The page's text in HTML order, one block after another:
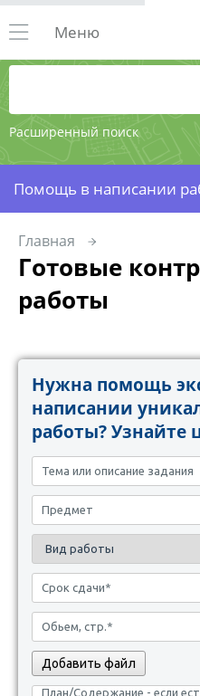
Расширенный поиск
Меню
Помощь в написании
Главная
Готовые
работы
Нужна помощь
написании
работы? Узнайте
Добавить файл